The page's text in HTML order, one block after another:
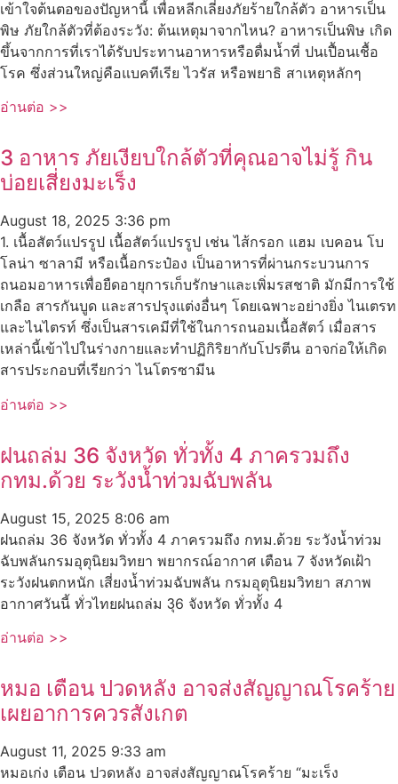
เข้าใจต้นตอของปัญหานี้ เพื่อหลีกเลี่ยงภัยร้ายใกล้ตัว อาหารเป็น
พิษ ภัยใกล้ตัวที่ต้องระวัง: ต้นเหตุมาจากไหน? อาหารเป็นพิษ เกิด
ขึ้นจากการที่เราได้รับประทานอาหารหรือดื่มน้ำที่ ปนเปื้อนเชื้อ
โรค ซึ่งส่วนใหญ่คือแบคทีเรีย ไวรัส หรือพยาธิ สาเหตุหลักๆ
อ่านต่อ >>
3 อาหาร ภัยเงียบใกล้ตัวที่คุณอาจไม่รู้ กิน
บ่อยเสี่ยงมะเร็ง
August 18, 2025 3:36 pm
1. เนื้อสัตว์แปรรูป เนื้อสัตว์แปรรูป เช่น ไส้กรอก แฮม เบคอน โบ
โลน่า ซาลามี หรือเนื้อกระป๋อง เป็นอาหารที่ผ่านกระบวนการ
ถนอมอาหารเพื่อยืดอายุการเก็บรักษาและเพิ่มรสชาติ มักมีการใช้
เกลือ สารกันบูด และสารปรุงแต่งอื่นๆ โดยเฉพาะอย่างยิ่ง ไนเตรท
และไนไตรท์ ซึ่งเป็นสารเคมีที่ใช้ในการถนอมเนื้อสัตว์ เมื่อสาร
เหล่านี้เข้าไปในร่างกายและทำปฏิกิริยากับโปรตีน อาจก่อให้เกิด
สารประกอบที่เรียกว่า ไนโตรซามีน
อ่านต่อ >>
ฝนถล่ม 36 จังหวัด ทั่วทั้ง 4 ภาครวมถึง
กทม.ด้วย ระวังน้ำท่วมฉับพลัน
August 15, 2025 8:06 am
ฝนถล่ม 36 จังหวัด ทั่วทั้ง 4 ภาครวมถึง กทม.ด้วย ระวังน้ำท่วม
ฉับพลันกรมอุตุนิยมวิทยา พยากรณ์อากาศ เตือน 7 จังหวัดเฝ้า
ระวังฝนตกหนัก เสี่ยงน้ำท่วมฉับพลัน กรมอุตุนิยมวิทยา สภาพ
อากาศวันนี้ ทั่วไทยฝนถล่ม 3ุ6 จังหวัด ทั่วทั้ง 4
อ่านต่อ >>
หมอ เตือน ปวดหลัง อาจส่งสัญญาณโรคร้าย
เผยอาการควรสังเกต
August 11, 2025 9:33 am
หมอเก่ง เตือน ปวดหลัง อาจส่งสัญญาณโรคร้าย “มะเร็ง